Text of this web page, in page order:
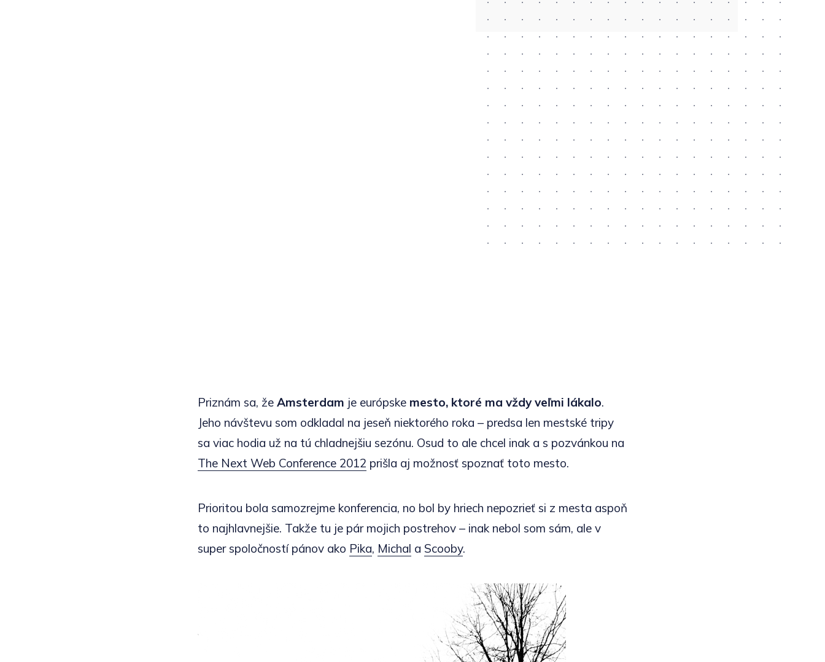
Priznám sa, že Amsterdam je európske mesto, ktoré ma vždy veľmi lákalo.
Jeho návštevu som odkladal na jeseň niektorého roka – predsa len mestské tripy
sa viac hodia už na tú chladnejšiu sezónu. Osud to ale chcel inak a s pozvánkou na
The Next Web Conference 2012 prišla aj možnosť spoznať toto mesto.
Prioritou bola samozrejme konferencia, no bol by hriech nepozrieť si z mesta aspoň
to najhlavnejšie. Takže tu je pár mojich postrehov – inak nebol som sám, ale v
super spoločností pánov ako Pika, Michal a Scooby.